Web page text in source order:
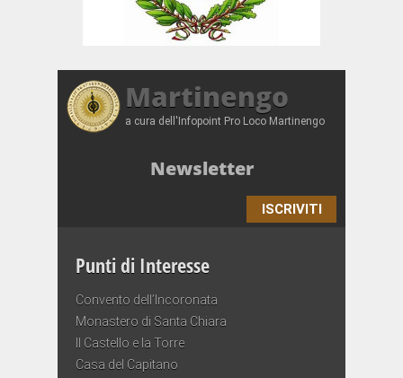
Martinengo
a cura dell'Infopoint Pro Loco Martinengo
Newsletter
ISCRIVITI
Punti di Interesse
Convento dell’Incoronata
Monastero di Santa Chiara
Il Castello e la Torre
Casa del Capitano